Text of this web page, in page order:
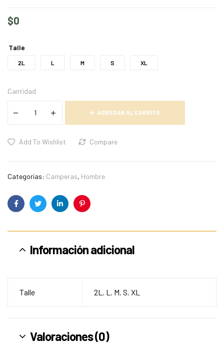
$0
Talle
2L L M S XL
Cantidad
AGREGAR AL CARRITO
Add To Wishlist Compare
Categorias: Camperas, Hombre
FacebookTwitterLinkedinPinterest
Información adicional
Talle 2L , L , M, S, XL
Valoraciones (0)